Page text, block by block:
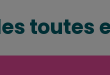
toutes